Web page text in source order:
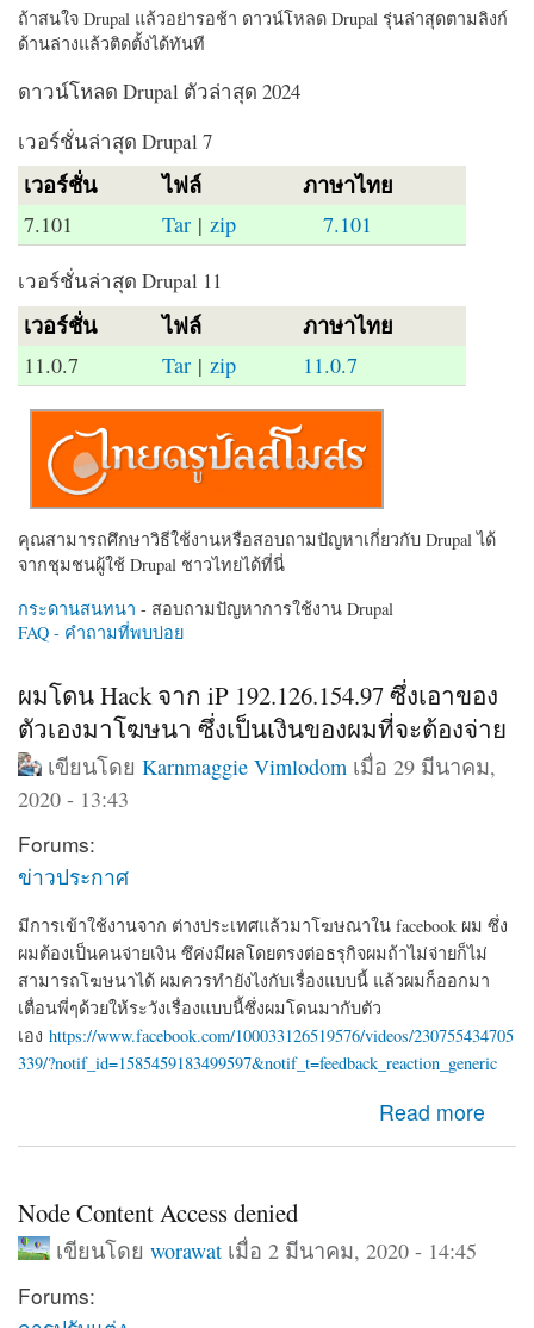
ถ้าสนใจ Drupal แล้วอย่ารอช้า ดาวน์โหลด Drupal รุ่นล่าสุดตามลิงก์
ด้านล่างแล้วติดตั้งได้ทันที
ดาวน์โหลด Drupal ตัวล่าสุด 2024
เวอร์ชั่นล่าสุด Drupal 7
เวอร์ชั่น ไฟล์ ภาษาไทย
7.101 Tar |zip 7.101
เวอร์ชั่นล่าสุด Drupal 11
เวอร์ชั่น ไฟล์ ภาษาไทย
11.0.7 Tar | zip 11.0.7
คุณสามารถศึกษาวิธีใช้งานหรือสอบถามปัญหาเกี่ยวกับ Drupal ได้
จากชุมชนผู้ใช้ Drupal ชาวไทยได้ที่นี่
กระดานสนทนา - สอบถามปัญหาการใช้งาน Drupal
FAQ - คำถามที่พบบ่อย
ผมโดน Hack จาก iP 192.126.154.97 ซึ่งเอาของ
ตัวเองมาโฆษนา ซึ่งเป็นเงินของผมที่จะต้องจ่าย
เขียนโดย Karnmaggie Vimlodom เมื่อ 29 มีนาคม,
2020 - 13:43
Forums:
ข่าวประกาศ
มีการเข้าใช้งานจาก ต่างประเทศแล้วมาโฆษณาใน facebook ผม ซึ่ง
ผมต้องเป็นคนจ่ายเงิน ซึค่งมีผลโดยตรงต่อธรุกิจผมถ้าไม่จ่ายก็ไม่
สามารถโฆษนาได้ ผมควรทำยังไงกับเรื่องแบบนี้ แล้วผมก็ออกมา
เตื่อนพี่ๆด้วยให้ระวังเรื่องแบบนี้ซึ่งผมโดนมากับตัว
เอง https://www.facebook.com/100033126519576/videos/230755434705
339/?notif_id=1585459183499597&notif_t=feedback_reaction_generic
Read more
about ผมโดน Hack จาก iP 192.126.154.97 ซึ่งเอาของตัว
เองมาโฆษนา ซึ่งเป็นเงินของผมที่จะต้องจ่าย
Node Content Access denied
เขียนโดย worawatเมื่อ 2 มีนาคม, 2020 - 14:45
Forums: